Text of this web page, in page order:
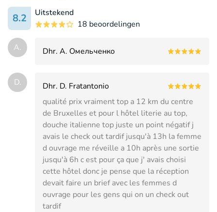
8.2
Uitstekend
18 beoordelingen
А. Dhr. А. Омельченко
D.
Dhr. D. Fratantonio
qualité prix vraiment top a 12 km du centre
de Bruxelles et pour l hôtel literie au top,
douche italienne top juste un point négatif j
avais le check out tardif jusqu'à 13h la femme
d ouvrage me réveille a 10h après une sortie
jusqu'à 6h c est pour ça que j' avais choisi
cette hôtel donc je pense que la réception
devait faire un brief avec les femmes d
ouvrage pour les gens qui on un check out
tardif